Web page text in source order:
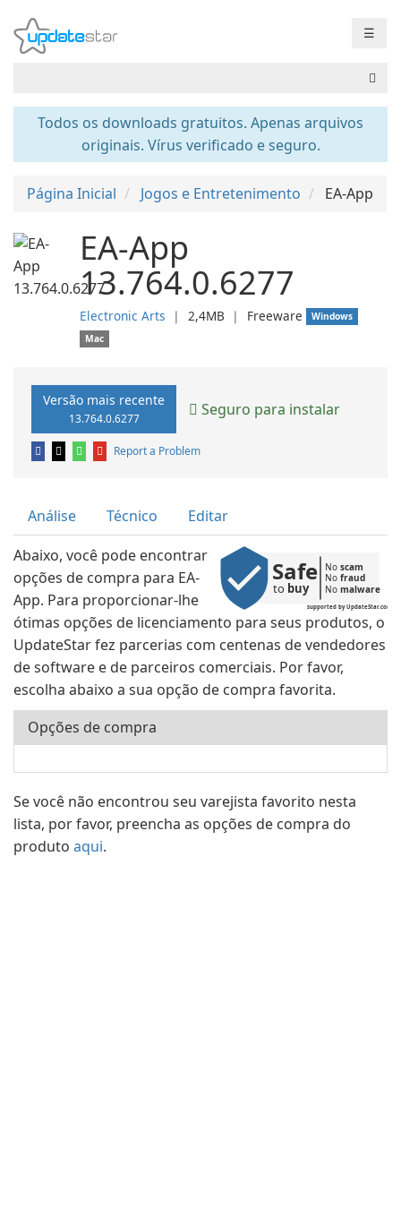
☰
Todos os downloads gratuitos. Apenas arquivos
originais. Vírus verificado e seguro.
Página Inicial Jogos e Entretenimento EA-App
EA-App
13.764.0.6277
Electronic Arts ❘ 2,4MB ❘ Freeware
Windows
Mac
Versão mais recente
13.764.0.6277 Seguro para instalar
Report a Problem
Análise Técnico Editar
supported by UpdateStar.com
Safe
to buy
No scam
No fraud
No malware
Abaixo, você pode encontrar
opções de compra para EA-
App. Para proporcionar-lhe
ótimas opções de licenciamento para seus produtos, o
UpdateStar fez parcerias com centenas de vendedores
de software e de parceiros comerciais. Por favor,
escolha abaixo a sua opção de compra favorita.
Opções de compra
Se você não encontrou seu varejista favorito nesta
lista, por favor, preencha as opções de compra do
produto aqui.